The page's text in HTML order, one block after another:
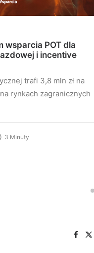
wsparcia POT dla
i incentive
trafi 3,8 mln zł na
rynkach zagranicznych
3 Minuty